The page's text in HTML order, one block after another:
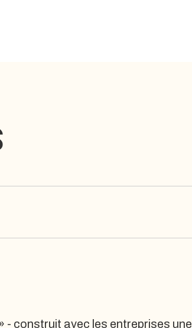
- construit avec les entreprises une